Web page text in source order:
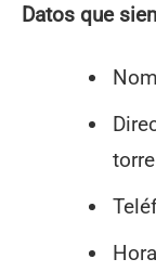
Datos que